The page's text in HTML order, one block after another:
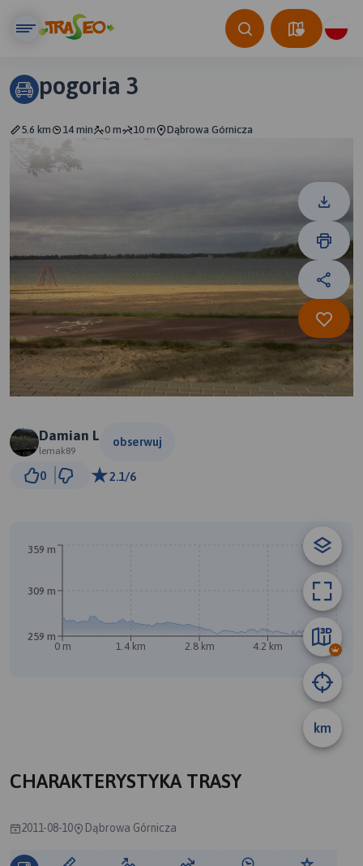
pogoria 3
5.6 km 14 min 0 m 10 m Dąbrowa Górnicza
Damian L
lemak89
obserwuj
0 2.1/6
km
0 m 1.4 km 2.8 km 4.2 km 5.6 km
259 m
309 m
359 m
CHARAKTERYSTYKA TRASY
2011-08-10 Dąbrowa Górnicza